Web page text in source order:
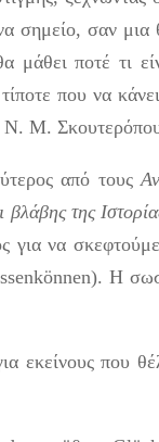
σημείο, σαν μια
μάθει ποτέ τι
που να
Ν. Μ.
από τους
βλάβης της
για να
Η
εκείνους που